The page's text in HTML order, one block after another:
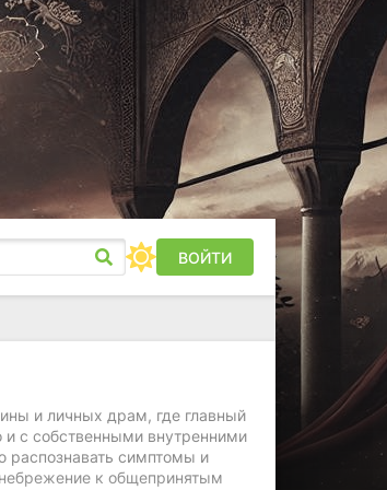
ВОЙТИ
и личных драм, где главный
и с собственными внутренними
распознавать симптомы и
к общепринятым